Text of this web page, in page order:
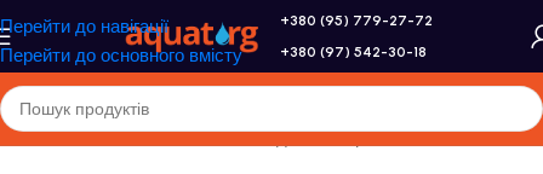
Перейти до навігації
Перейти до основного вмісту
+380 (95) 779-27-72
+380 (97) 542-30-18
Головна/Насоси та насосне обладнання/Промислові насоси